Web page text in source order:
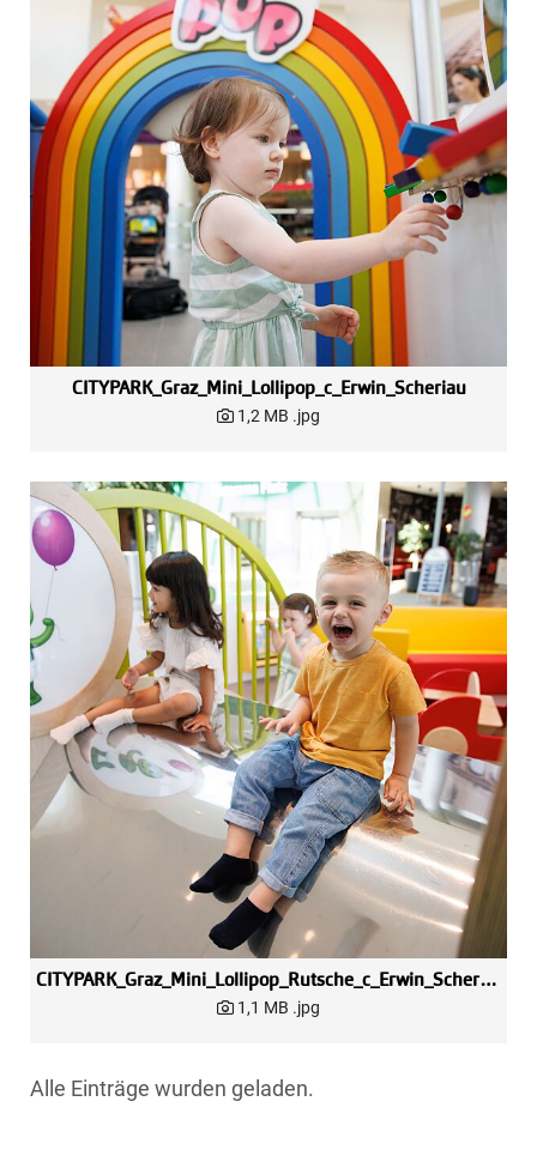
CITYPARK_Graz_Mini_Lollipop_c_Erwin_Scheriau
1,2 MB .jpg
CITYPARK_Graz_Mini_Lollipop_Rutsche_c_Erwin_Scheriau
1,1 MB .jpg
Alle Einträge wurden geladen.